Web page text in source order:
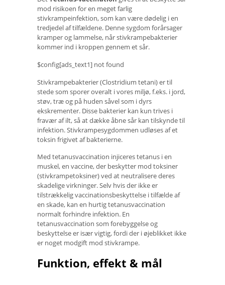
mod risikoen for en meget farlig
stivkrampeinfektion, som kan være dødelig i en
tredjedel af tilfældene. Denne sygdom forårsager
kramper og lammelse, når stivkrampebakterier
kommer ind i kroppen gennem et sår.
$config[ads_text1] not found
Stivkrampebakterier (Clostridium tetani) er til
stede som sporer overalt i vores miljø, f.eks. i jord,
støv, træ og på huden såvel som i dyrs
ekskrementer. Disse bakterier kan kun trives i
fravær af ilt, så at dække åbne sår kan tilskynde til
infektion. Stivkrampesygdommen udløses af et
toksin frigivet af bakterierne.
Med tetanusvaccination injiceres tetanus i en
muskel, en vaccine, der beskytter mod toksiner
(stivkrampetoksiner) ved at neutralisere deres
skadelige virkninger. Selv hvis der ikke er
tilstrækkelig vaccinationsbeskyttelse i tilfælde af
en skade, kan en hurtig tetanusvaccination
normalt forhindre infektion. En
tetanusvaccination som forebyggelse og
beskyttelse er især vigtig, fordi der i øjeblikket ikke
er noget modgift mod stivkrampe.
Funktion, effekt & mål